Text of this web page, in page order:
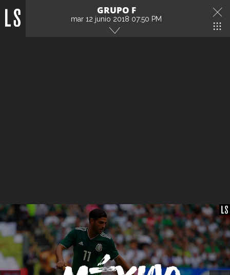
GRUPO F
mar 12 junio 2018 07:50 PM